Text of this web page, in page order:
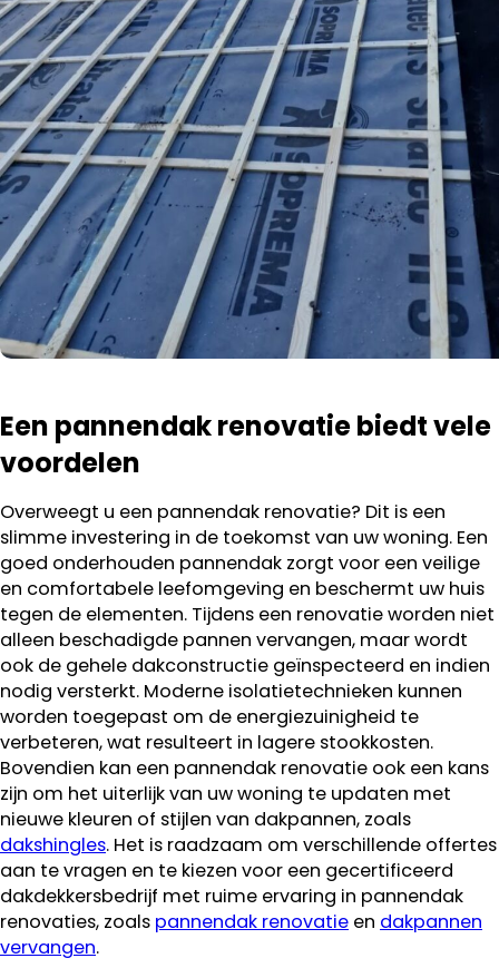
Een pannendak renovatie biedt vele
voordelen
Overweegt u een pannendak renovatie? Dit is een
slimme investering in de toekomst van uw woning. Een
goed onderhouden pannendak zorgt voor een veilige
en comfortabele leefomgeving en beschermt uw huis
tegen de elementen. Tijdens een renovatie worden niet
alleen beschadigde pannen vervangen, maar wordt
ook de gehele dakconstructie geïnspecteerd en indien
nodig versterkt. Moderne isolatietechnieken kunnen
worden toegepast om de energiezuinigheid te
verbeteren, wat resulteert in lagere stookkosten.
Bovendien kan een pannendak renovatie ook een kans
zijn om het uiterlijk van uw woning te updaten met
nieuwe kleuren of stijlen van dakpannen, zoals
dakshingles. Het is raadzaam om verschillende offertes
aan te vragen en te kiezen voor een gecertificeerd
dakdekkersbedrijf met ruime ervaring in pannendak
renovaties, zoals pannendak renovatie en dakpannen
vervangen.